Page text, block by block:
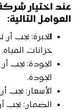
عند اختيار
العوامل التالية:
الخبرة: يجب
خزانات المياه.
الجودة: يجب
الجودة.
الأسعار: يجب
الضمان: يجب